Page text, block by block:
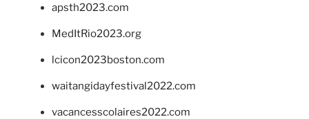
apsth2023.com
MedItRio2023.org
lcicon2023boston.com
waitangidayfestival2022.com
vacancesscolaires2022.com